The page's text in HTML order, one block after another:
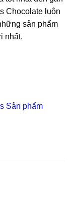
Chocolate luôn
sản phẩm
nhất.
Sản phẩm